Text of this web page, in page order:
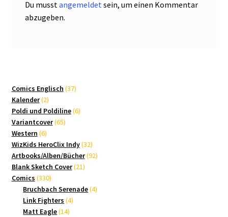
Du musst angemeldet sein, um einen Kommentar
abzugeben.
Comics Englisch 3737
Kalender 22
Produkte
Poldi und Poldiline 66
Variantcover 6565
Western 66
Produkte
WizKids HeroClix Indy 3232
Produkte
Artbooks/Alben/Bücher 9292
Blank Sketch Cover 2121
Comics 330330
Produkte
Bruchbach Serenade 44
Link Fighters 44
Matt Eagle 1414